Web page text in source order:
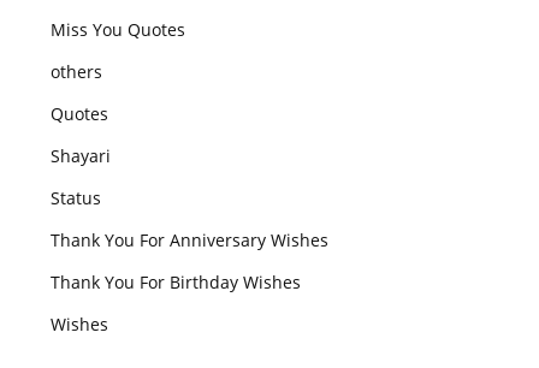
Miss You Quotes
others
Quotes
Shayari
Status
Thank You For Anniversary Wishes
Thank You For Birthday Wishes
Wishes